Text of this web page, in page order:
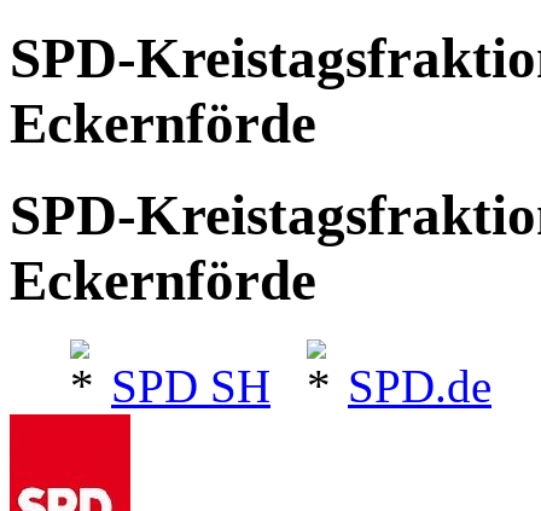
SPD-
Eckernförde
SPD-
Eckernförde
SPD SH SPD.de